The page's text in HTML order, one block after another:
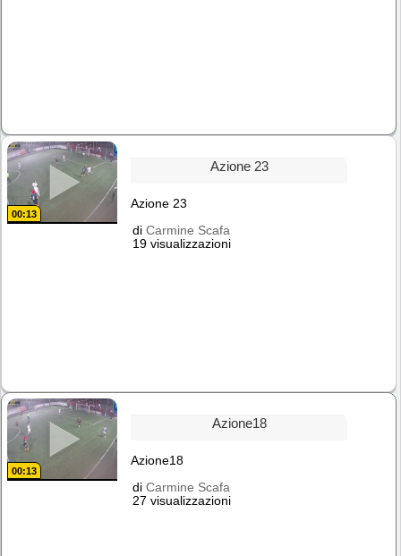
00:13
Azione 23
Azione 23
di Carmine Scafa
19 visualizzazioni
00:13
Azione18
Azione18
di Carmine Scafa
27 visualizzazioni